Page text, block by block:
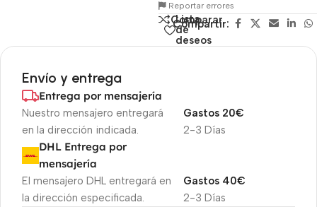
Reportar errores
Comparar
Lista
de
deseos
Compartir:
Envío y entrega
Entrega por mensajería
Nuestro mensajero entregará
en la dirección indicada.
2-3 Días
Gastos 20€
DHL Entrega por
mensajería
El mensajero DHL entregará en
la dirección especificada.
2-3 Días
Gastos 40€